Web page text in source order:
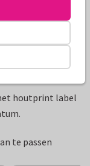
houtprint label
te passen